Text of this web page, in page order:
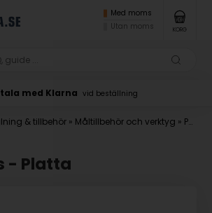
Med moms
Utan moms
KORG
med Klarna vid beställning
& tillbehör » Måltillbehör och verktyg » Penslar
- Platta